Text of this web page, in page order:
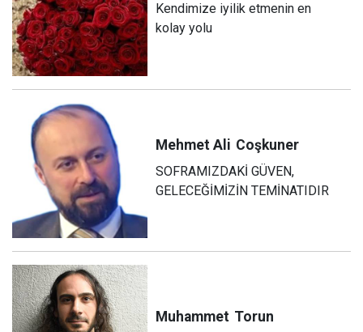
Kendimize iyilik etmenin en
kolay yolu
Mehmet Ali Coşkuner
SOFRAMIZDAKİ GÜVEN,
GELECEĞİMİZİN TEMİNATIDIR
Muhammet Torun